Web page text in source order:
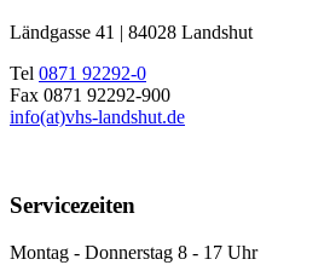
Ländgasse 41 | 84028 Landshut
Tel 0871 92292-0
Fax 0871 92292-900
info(at)vhs-landshut.de
Servicezeiten
Montag - Donnerstag 8 - 17 Uhr